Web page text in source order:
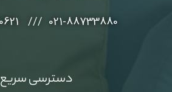
021-88733880 /// 021-88730621
دسترسی سریع